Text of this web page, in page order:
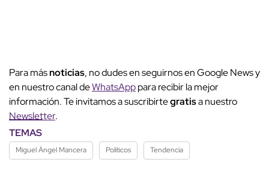
Para másnoticias, no dudes en seguirnos en Google News y
en nuestro canal deWhatsApppara recibir la mejor
información. Te invitamos a suscribirtegratisa nuestro
Newsletter.
TEMAS
Miguel Ángel Mancera Políticos Tendencia